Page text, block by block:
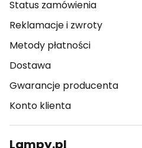
Status zamówienia
Reklamacje i zwroty
Metody płatności
Dostawa
Gwarancje producenta
Konto klienta
Lampy.pl